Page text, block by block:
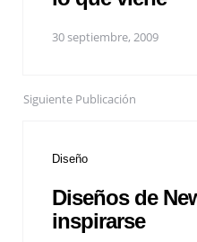
30 septiembre, 2009
Siguiente Publicación
Diseño
Diseños de
inspirarse